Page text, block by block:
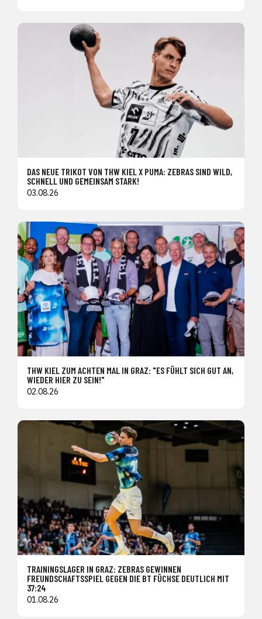
DAS NEUE TRIKOT VON THW KIEL X PUMA: ZEBRAS SIND WILD,
SCHNELL UND GEMEINSAM STARK!
03.08.26
THW KIEL ZUM ACHTEN MAL IN GRAZ: "ES FÜHLT SICH GUT AN,
WIEDER HIER ZU SEIN!"
02.08.26
TRAININGSLAGER IN GRAZ: ZEBRAS GEWINNEN
FREUNDSCHAFTSSPIEL GEGEN DIE BT FÜCHSE DEUTLICH MIT
37:24
01.08.26